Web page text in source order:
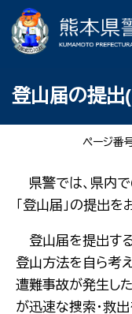
ー
先
頭
ニ
を
飛
文登山届の提出
ページ番
県警では、県内
「登山届」の提出を
登山届を提出す
登山方法を自ら考
遭難事故が発生し
が迅速な捜索・救